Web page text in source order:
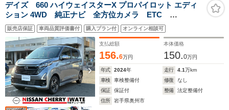
デイズ 660 ハイウェイスターX プロパイロット エディ
ション 4WD 純正ナビ 全方位カメラ ETC
Bluetooth接続 エマージェンシーブレーキ クルーズコ
ントロール ステアリングヒーター シートヒーター
寒冷地仕様 1年間走行距離無制限保証
販売店保証 車両品質評価書付 購入プラン付 オンライン相談可
支払総額
156.6万円
本体価格
150.0万円
年式 2024年 走行 4.1万km
車検
車検整備付 修復
なし
保証
保証付 整備
法定整備付
住所
岩手県奥州市